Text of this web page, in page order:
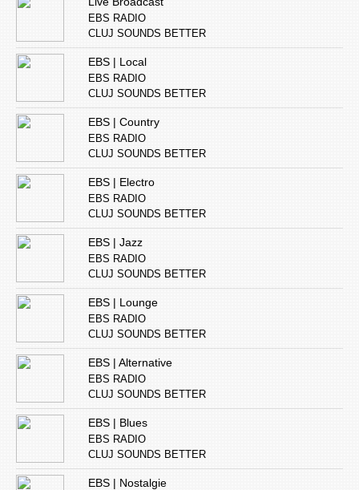
EBS RADIO
CLUJ SOUNDS BETTER
EBS | Local
EBS RADIO
CLUJ SOUNDS BETTER
EBS | Country
EBS RADIO
CLUJ SOUNDS BETTER
EBS | Electro
EBS RADIO
CLUJ SOUNDS BETTER
EBS | Jazz
EBS RADIO
CLUJ SOUNDS BETTER
EBS | Lounge
EBS RADIO
CLUJ SOUNDS BETTER
EBS | Alternative
EBS RADIO
CLUJ SOUNDS BETTER
EBS | Blues
EBS RADIO
CLUJ SOUNDS BETTER
EBS | Nostalgie